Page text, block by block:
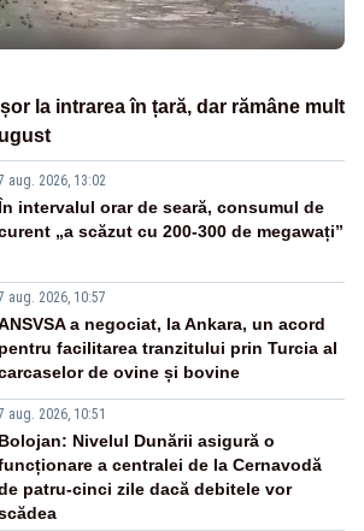
la intrarea în țară, dar rămâne mult
aug. 2026, 13:02
În intervalul orar de seară, consumul de
„a scăzut cu 200-300 de megawați”
aug. 2026, 10:57
a negociat, la Ankara, un acord
pentru facilitarea tranzitului prin Turcia al
de ovine și bovine
aug. 2026, 10:51
Bolojan: Nivelul Dunării asigură o
a centralei de la Cernavodă
patru-cinci zile dacă debitele vor